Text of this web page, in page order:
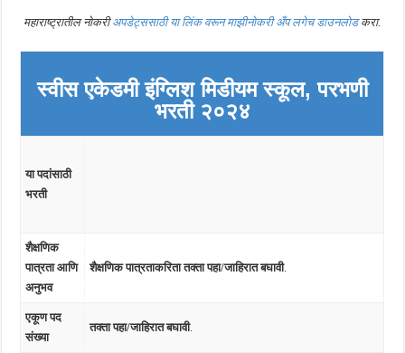
महाराष्ट्रातील नोकरीअपडेट्ससाठी या लिंक वरून माझीनोकरी अँप लगेच डाउनलोडकरा.
स्वीस एकेडमी इंग्लिश मिडीयम स्कूल, परभणी
भरती २०२४
या पदांसाठी
भरती
शैक्षणिक
पात्रता आणि
अनुभव
शैक्षणिक पात्रताकरिता तक्ता पहा/जाहिरात बघावी.
एकूण पद
संख्या
तक्ता पहा/जाहिरात बघावी.